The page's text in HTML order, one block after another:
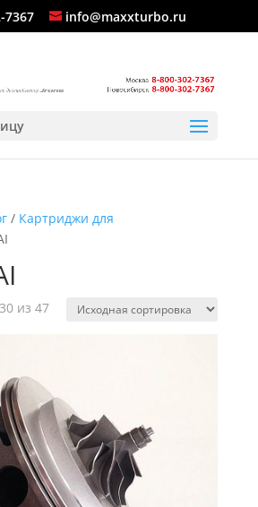
7367 info@maxxturbo.ru
/ Картриджи для
из 47